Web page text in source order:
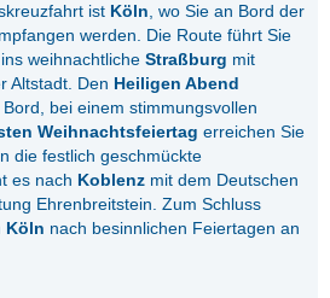
ist Köln, wo Sie an Bord der
werden. Die Route führt Sie
weihnachtlicheStraßburg mit
Altstadt. Den Heiligen Abend
bei einem stimmungsvollen
Weihnachtsfeiertag erreichen Sie
die festlich geschmückte
es nach Koblenz mit dem Deutschen
Ehrenbreitstein. Zum Schluss
Köln nach besinnlichen Feiertagen an